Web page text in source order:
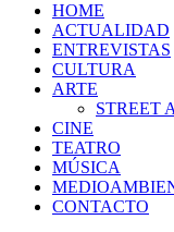
HOME
ACTUALIDAD
ENTREVISTAS
CULTURA
ARTE
STREET
CINE
TEATRO
MÚSICA
CONTACTO